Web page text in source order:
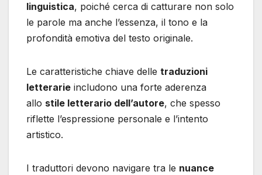
linguistica, poiché cerca di catturare non solo
le parole ma anche l’essenza, il tono e la
profondità emotiva del testo originale.
Le caratteristiche chiave delle traduzioni
letterarie includono una forte aderenza
allo stile letterario dell’autore, che spesso
riflette l’espressione personale e l’intento
artistico.
I traduttori devono navigare tra le nuance